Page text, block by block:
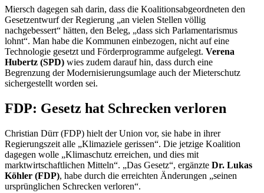
Miersch dagegen sah darin, dass die Koalitionsabgeordneten den
Gesetzentwurf der Regierung „an vielen Stellen völlig
nachgebessert“ hätten, den Beleg, „dass sich Parlamentarismus
lohnt“. Man habe die Kommunen einbezogen, nicht auf eine
Technologie gesetzt und Förderprogramme aufgelegt. Verena
Hubertz (SPD) wies zudem darauf hin, dass durch eine
Begrenzung der Modernisierungsumlage auch der Mieterschutz
sichergestellt worden sei.
FDP: Gesetz hat Schrecken verloren
Christian Dürr (FDP) hielt der Union vor, sie habe in ihrer
Regierungszeit alle „Klimaziele gerissen“. Die jetzige Koalition
dagegen wolle „Klimaschutz erreichen, und dies mit
marktwirtschaftlichen Mitteln“. „Das Gesetz“, ergänzte Dr. Lukas
Köhler (FDP), habe durch die erreichten Änderungen „seinen
ursprünglichen Schrecken verloren“.